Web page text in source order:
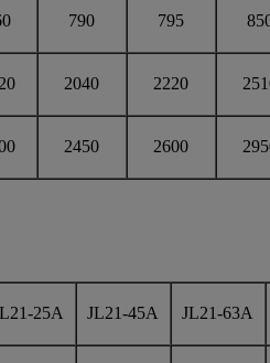
790 795
2040 2220
2450 2600
25A JL21-45A JL21-63A